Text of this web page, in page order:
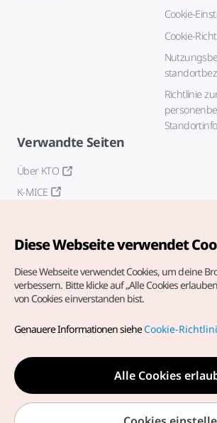
Cookie-
Cookie-
Richtlinie
Verwandte Seiten
Über KTO
K-MICE
vorbehalten.
dieoffizielle E-Mail-Adresse
german@knto.or.kr
Diese Webseite verwendet
Diese Webseite verwendet Cookies, um deine
verbessern. Bitte klicke auf „Alle Cookies
von Cookies einverstanden bist.
Genauere Informationen sieheCookie-
Alle Cookies